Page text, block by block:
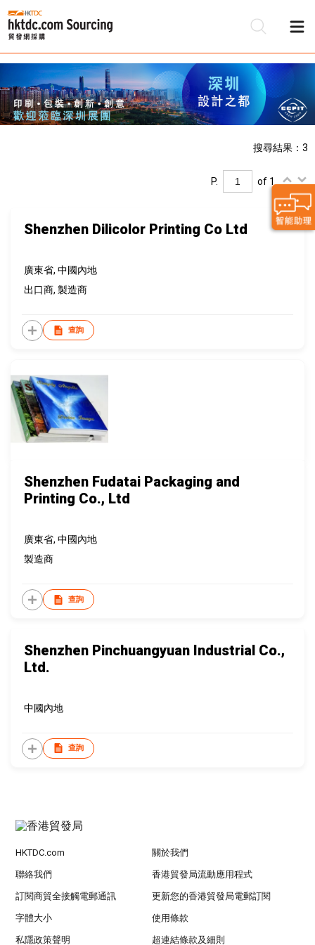
搜尋結果：3
P. of 1
Shenzhen Dilicolor Printing Co Ltd
廣東省, 中國內地
出口商, 製造商
查詢
Shenzhen Fudatai Packaging and
Printing Co., Ltd
廣東省, 中國內地
製造商
查詢
Shenzhen Pinchuangyuan Industrial Co.,
Ltd.
中國內地
查詢
HKTDC.com 關於我們
聯絡我們 香港貿發局流動應用程式
訂閱商貿全接觸電郵通訊 更新您的香港貿發局電郵訂閱
字體大小 使用條款
私隱政策聲明 超連結條款及細則